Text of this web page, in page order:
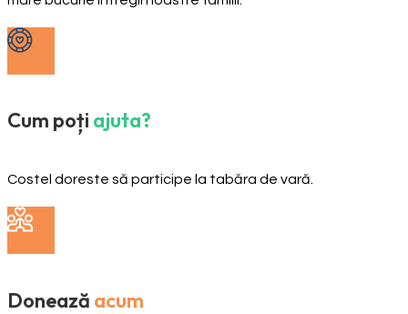
Cum poți ajuta?
Costel doreste să participe la tabăra de vară.
Donează acum